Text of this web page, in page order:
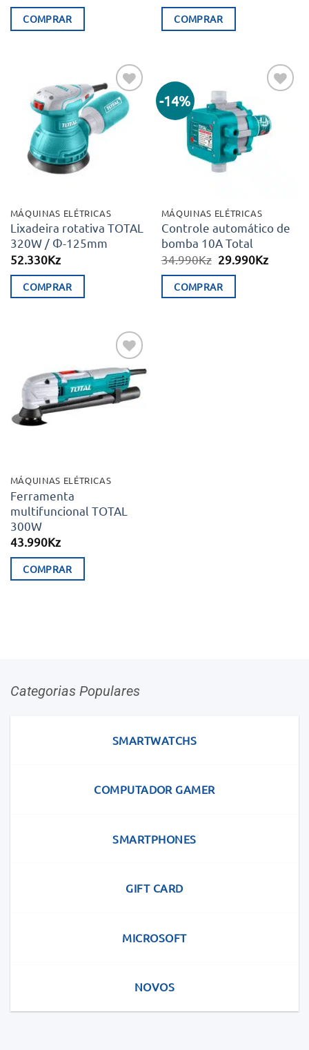
COMPRAR COMPRAR
Adicionar
aos meus
desejos
MÁQUINAS ELÉTRICAS
Lixadeira rotativa TOTAL
320W / Φ-125mm
52.330Kz
COMPRAR
-14%
Adicionar
aos meus
desejos
MÁQUINAS ELÉTRICAS
Controle automático de
bomba 10A Total
34.990Kz O
original
era:
29.990KzO
COMPRAR
Adicionar
aos meus
desejos
MÁQUINAS ELÉTRICAS
Ferramenta
multifuncional TOTAL
300W
43.990Kz
COMPRAR
Categorias Populares
SMARTWATCHS
COMPUTADOR GAMER
SMARTPHONES
GIFT CARD
MICROSOFT
NOVOS